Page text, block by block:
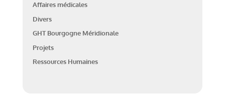
Affaires médicales
Divers
GHT Bourgogne Méridionale
Projets
Ressources Humaines